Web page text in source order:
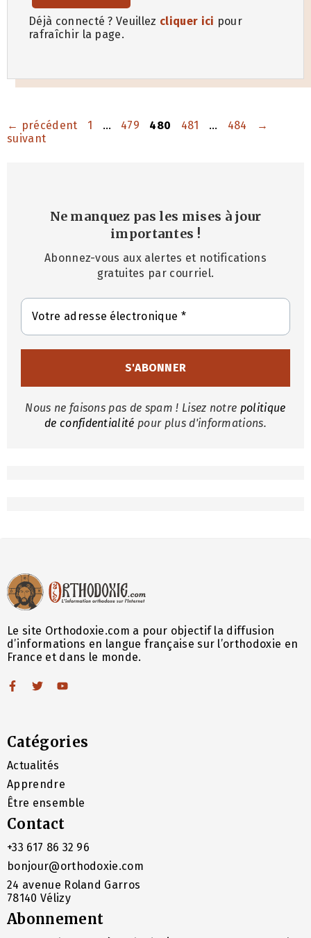
Déjà connecté ? Veuillez cliquer ici pour
rafraîchir la page.
← précédent Page
1 … Page
479 Page
480 Page
481 … Page
484
→
suivant
Ne manquez pas les mises à jour
importantes !
Abonnez-vous aux alertes et notifications
gratuites par courriel.
Nous ne faisons pas de spam ! Lisez notre politique
de confidentialité pour plus d'informations.
Le site Orthodoxie.com a pour objectif la diffusion
d’informations en langue française sur l’orthodoxie en
France et dans le monde.
Catégories
Actualités
Apprendre
Être ensemble
Contact
+33 617 86 32 96
bonjour@orthodoxie.com
24 avenue Roland Garros
78140 Vélizy
Abonnement